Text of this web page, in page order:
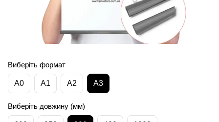
Виберіть формат
А0 А1 А2 А3
Виберіть довжину (мм)